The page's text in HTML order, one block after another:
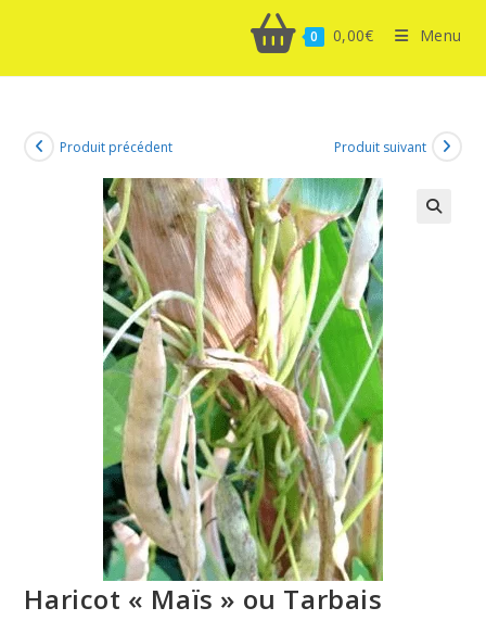
0 0,00€ Menu
Produit précédent Produit suivant
Haricot « Maïs » ou Tarbais